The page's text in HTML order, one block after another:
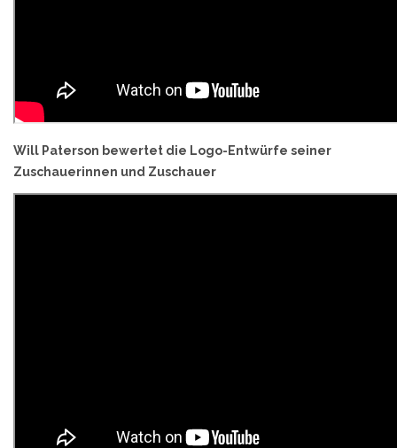
Will Paterson bewertet die Logo-Entwürfe seiner
Zuschauerinnen und Zuschauer